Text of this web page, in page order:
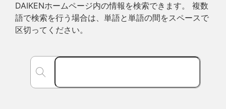
DAIKENホームページ内の情報を検索できます。 複数
語で検索を行う場合は、単語と単語の間をスペースで
区切ってください。